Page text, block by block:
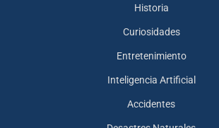
Historia
Curiosidades
Entretenimiento
Inteligencia Artificial
Accidentes